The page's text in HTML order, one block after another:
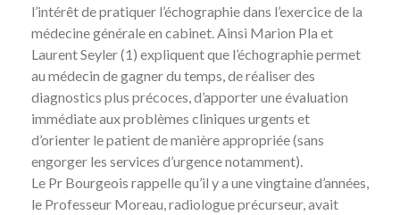
l’intérêt de pratiquer l’échographie dans l’exercice de la
médecine générale en cabinet. Ainsi Marion Pla et
Laurent Seyler(1) expliquent que l’échographie permet
au médecin de gagner du temps, de réaliser des
diagnostics plus précoces, d’apporter une évaluation
immédiate aux problèmes cliniques urgents et
d’orienter le patient de manière appropriée (sans
engorger les services d’urgence notamment).
Le Pr Bourgeois rappelle qu’il y a une vingtaine d’années,
le Professeur Moreau, radiologue précurseur, avait